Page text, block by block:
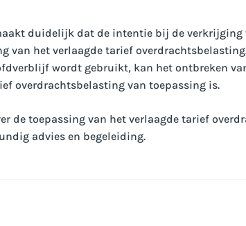
duidelijk dat de intentie bij de verkrijging
van het verlaagde tarief
wordt gebruikt, kan het ontbreken
overdrachtsbelasting van toepassing is.
de toepassing van het verlaagde tarief
advies en begeleiding.